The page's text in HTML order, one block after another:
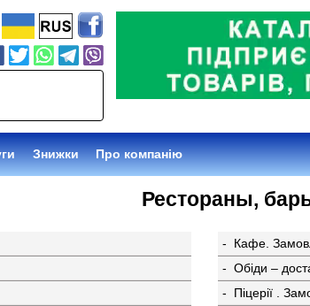
Знижки Про компанію
Рестораны,
- Кафе.
- Обіди –
- Піцерії .